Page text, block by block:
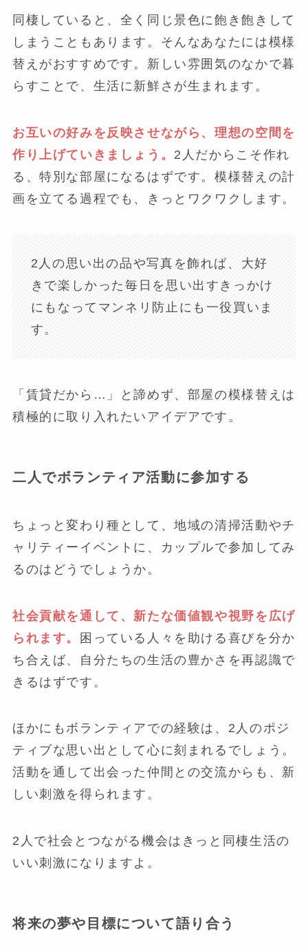
同棲していると、全く同じ景色に飽き飽きして
しまうこともあります。そんなあなたには模様
替えがおすすめです。新しい雰囲気のなかで暮
らすことで、生活に新鮮さが生まれます。
お互いの好みを反映させながら、理想の空間を
作り上げていきましょう。 2人だからこそ作れ
る、特別な部屋になるはずです。模様替えの計
画を立てる過程でも、きっとワクワクします。
2人の思い出の品や写真を飾れば、大好
きで楽しかった毎日を思い出すきっかけ
にもなってマンネリ防止にも一役買いま
す。
「賃貸だから…」と諦めず、部屋の模様替えは
積極的に取り入れたいアイデアです。
二人でボランティア活動に参加する
ちょっと変わり種として、地域の清掃活動やチ
ャリティーイベントに、カップルで参加してみ
るのはどうでしょうか。
社会貢献を通して、新たな価値観や視野を広げ
られます。
困っている人々を助ける喜びを分か
ち合えば、自分たちの生活の豊かさを再認識で
きるはずです。
ほかにもボランティアでの経験は、2人のポジ
ティブな思い出として心に刻まれるでしょう。
活動を通して出会った仲間との交流からも、新
しい刺激を得られます。
2人で社会とつながる機会はきっと同棲生活の
いい刺激になりますよ。
将来の夢や目標について語り合う